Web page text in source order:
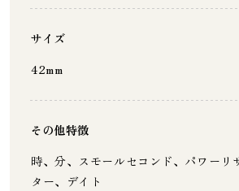
サイズ
42mm
その他特徴
時、分、スモールセコンド、パワーリ
ター、デイト